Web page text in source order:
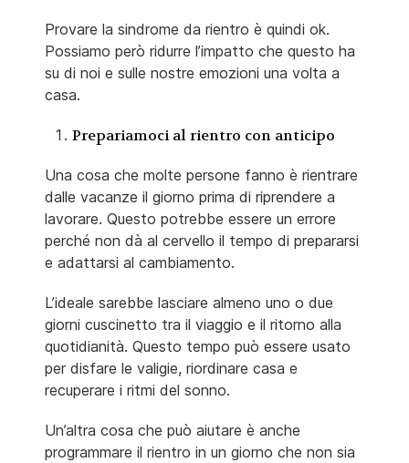
Provare la sindrome da rientro è quindi ok.
Possiamo però ridurre l’impatto che questo ha
su di noi e sulle nostre emozioni una volta a
casa.
Prepariamoci al rientro con anticipo
Una cosa che molte persone fanno è rientrare
dalle vacanze il giorno prima di riprendere a
lavorare. Questo potrebbe essere un errore
perché non dà al cervello il tempo di prepararsi
e adattarsi al cambiamento.
L’ideale sarebbe lasciare almeno uno o due
giorni cuscinetto tra il viaggio e il ritorno alla
quotidianità. Questo tempo può essere usato
per disfare le valigie, riordinare casa e
recuperare i ritmi del sonno.
Un’altra cosa che può aiutare è anche
programmare il rientro in un giorno che non sia